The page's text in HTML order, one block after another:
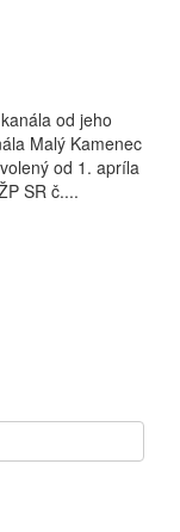
od jeho
Malý Kamenec
od 1. apríla
SR č....